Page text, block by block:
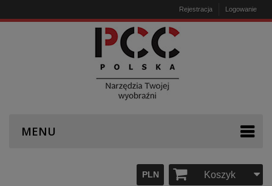
Logowanie
Rejestracja
MENU
Koszyk
PLN